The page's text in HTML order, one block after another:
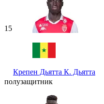
15
Крепен Дьятта К. Дьятта
полузащитник